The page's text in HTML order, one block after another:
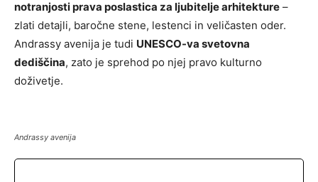
notranjosti prava poslastica za ljubitelje arhitekture –
zlati detajli, baročne stene, lestenci in veličasten oder.
Andrassy avenija je tudi UNESCO-va svetovna
dediščina, zato je sprehod po njej pravo kulturno
doživetje.
Andrassy avenija